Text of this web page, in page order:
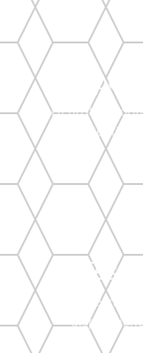
La nostra
nostri clienti
Un team